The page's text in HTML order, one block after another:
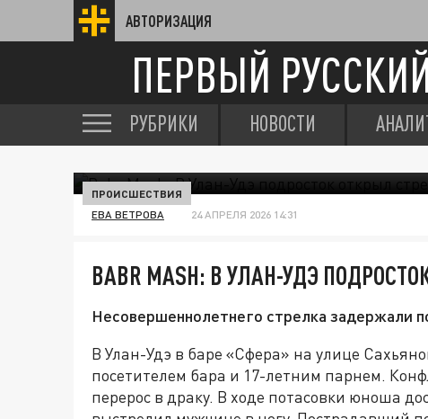
АВТОРИЗАЦИЯ
ПЕРВЫЙ
РУБРИКИ НОВОСТИ
ПРОИСШЕСТВИЯ
ЕВА ВЕТРОВА 24 АПРЕЛЯ 2026 14:31
BABR MASH: В УЛАН-УДЭ
Несовершеннолетнего стрелка задержали
В Улан-Удэ в баре «Сфера» на улице
посетителем бара и 17-летним парнем.
перерос в драку. В ходе потасовки юноша